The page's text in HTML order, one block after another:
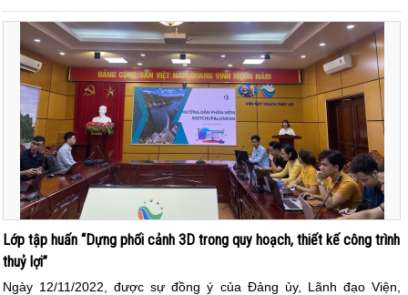
Lớp tập huấn “Dựng phối cảnh 3D trong quy hoạch, thiết kế công trình
thuỷ lợi”
Ngày 12/11/2022, được sự đồng ý của Đảng ủy, Lãnh đạo Viện,